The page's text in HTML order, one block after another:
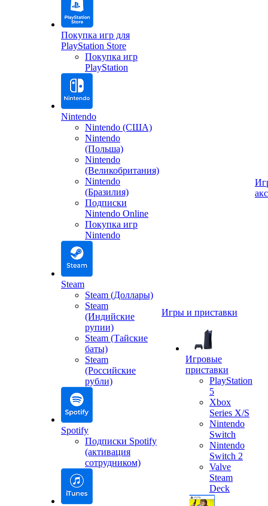
Покупка игр для
PlayStation Store
Покупка игр
PlayStation
Nintendo
Nintendo (США)
Nintendo
(Польша)
Nintendo
(Великобритания)
Nintendo
(Бразилия)
Подписки
Nintendo Online
Покупка игр
Nintendo
Steam
Steam (Доллары)
Steam
(Индийские
рупии)
Steam (Тайские
баты)
Steam
(Российские
рубли)
Spotify
Подписки Spotify
(активация
сотрудником)
Игры и приставки
Игровые
приставки
PlayStation
5
Xbox
Series X/S
Nintendo
Switch
Nintendo
Switch 2
Valve
Steam
Deck